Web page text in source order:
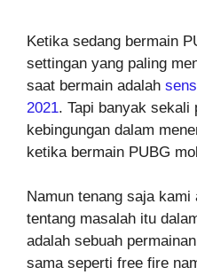
Ketika sedang bermain
settingan yang paling
saat bermain adalah
2021. Tapi banyak sekali
kebingungan dalam
ketika bermain PUBG
Namun tenang saja
tentang masalah itu
adalah sebuah
sama seperti free fire